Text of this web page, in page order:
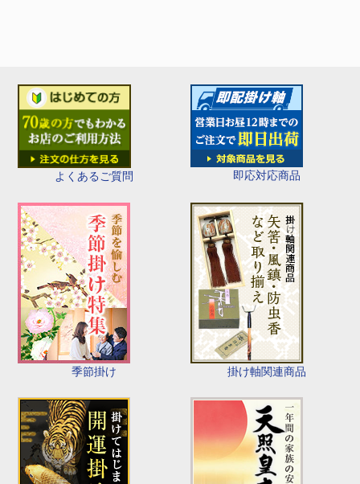
よくあるご質問 即応対応商品
季節掛け 掛け軸関連商品